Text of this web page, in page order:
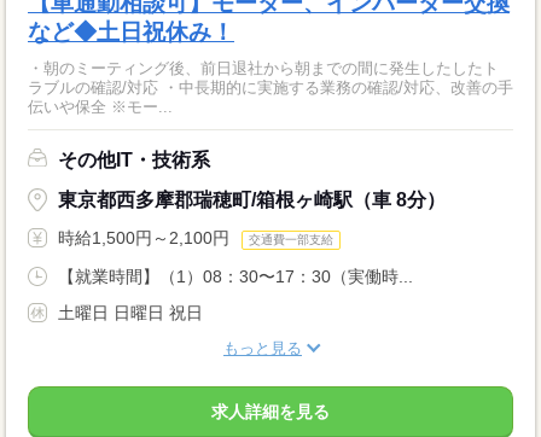
など◆土日祝休み！
・朝のミーティング後、前日退社から朝までの間に発生したしたト
ラブルの確認/対応 ・中長期的に実施する業務の確認/対応、改善の手
伝いや保全 ※モー...
その他IT・技術系
東京都西多摩郡瑞穂町/箱根ヶ崎駅（車 8分）
時給1,500円～2,100円 交通費一部支給
【就業時間】（1）08：30〜17：30（実働時...
土曜日 日曜日 祝日
もっと見る
求人詳細を見る